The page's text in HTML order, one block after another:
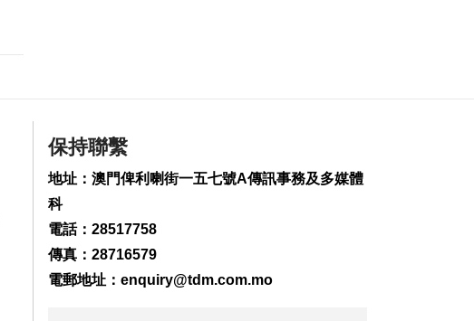
84
0
143
保持聯繫
地址：澳門俾利喇街一五七號A傳訊事務及多媒體
科
電話：28517758
傳真：28716579
電郵地址： enquiry@tdm.com.mo